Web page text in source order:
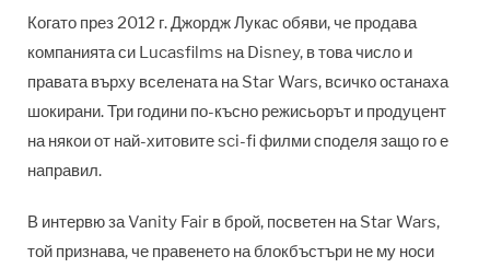
Когато през 2012 г. Джордж Лукас обяви, че продава
компанията си Lucasfilms на Disney, в това число и
правата върху вселената на Star Wars, всичко останаха
шокирани. Три години по-късно режисьорът и продуцент
на някои от най-хитовите sci-fi филми споделя защо го е
направил.
В интервю за Vanity Fair в брой, посветен на Star Wars,
той признава, че правенето на блокбъстъри не му носи